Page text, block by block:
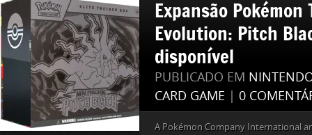
Expansão Pokémon
Evolution: Pitch
disponível
PUBLICADO EM
CARD GAME
0
A Pokémon Company International